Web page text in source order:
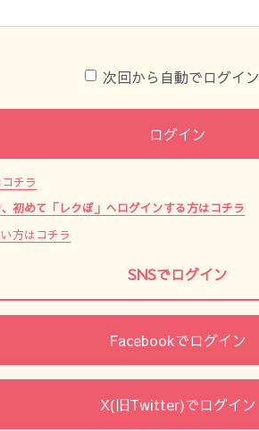
次回から自動でログイン
ログイン
チラ
初めて「レクぽ」へログインする方はコチラ
方はコチラ
SNSでログイン
Facebookでログイン
X(旧Twitter)でログイン